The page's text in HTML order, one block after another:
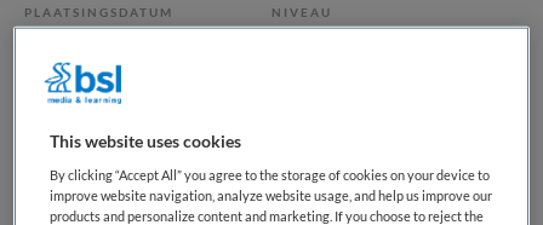
PLAATSINGSDATUM
12 mei 2025
NIVEAU
HBO
ERVARING
Ervaren
Vacature niet beschikbaar
This website uses cookies
By clicking “Accept All” you agree to the storage of cookies on your device to
improve website navigation, analyze website usage, and help us improve our
products and personalize content and marketing. If you choose to reject the